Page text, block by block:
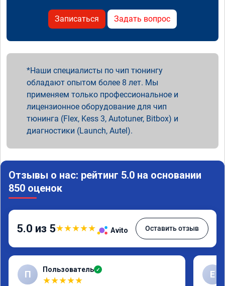
Записаться Задать вопрос
Наши специалисты по чип тюнингу
обладают опытом более 8 лет. Мы
применяем только профессиональное и
лицензионное оборудование для чип
тюнинга (Flex, Kess 3, Autotuner, Bitbox) и
диагностики (Launch, Autel).
Отзывы о нас: рейтинг 5.0 на основании
850 оценок
5.0 из 5★★★★★ Avito Оставить отзыв
П Пользователь ✓
★★★★★
Е